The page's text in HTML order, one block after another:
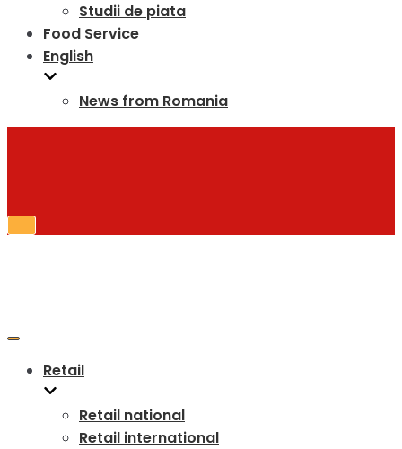
Studii de piata
Food Service
English
News from Romania
Toggle
Toggle
Retail
Retail national
Retail international